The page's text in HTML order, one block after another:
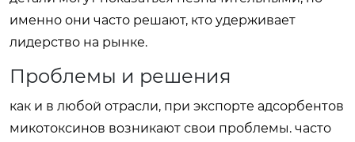
именно они часто решают, кто удерживает
лидерство на рынке.
Проблемы и решения
как и в любой отрасли, при экспорте адсорбентов
микотоксинов возникают свои проблемы. часто